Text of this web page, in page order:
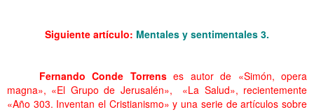
Siguiente artículo: Mentales y sentimentales 3.
Fernando Conde Torrenses autor de «Simón, opera
magna», «El Grupo de Jerusalén», «La Salud», recientemente
«Año 303. Inventan el Cristianismo» y una serie de artículos sobre